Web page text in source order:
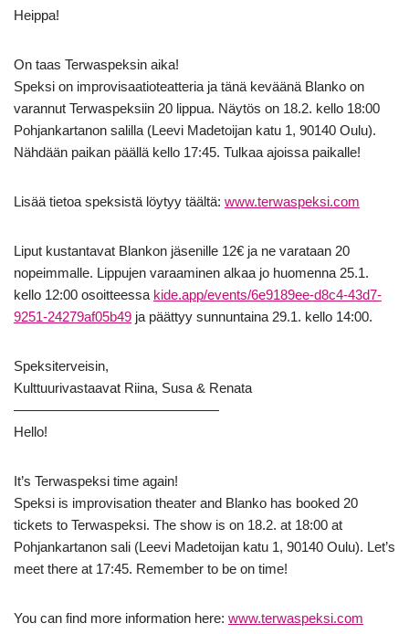
Heippa!
On taas Terwaspeksin aika!
Speksi on improvisaatioteatteria ja tänä keväänä Blanko on
varannut Terwaspeksiin 20 lippua. Näytös on 18.2. kello 18:00
Pohjankartanon salilla (Leevi Madetoijan katu 1, 90140 Oulu).
Nähdään paikan päällä kello 17:45. Tulkaa ajoissa paikalle!
Lisää tietoa speksistä löytyy täältä: www.terwaspeksi.com
Liput kustantavat Blankon jäsenille 12€ ja ne varataan 20
nopeimmalle. Lippujen varaaminen alkaa jo huomenna 25.1.
kello 12:00 osoitteessa kide.app/events/6e9189ee-d8c4-43d7-
9251-24279af05b49 ja päättyy sunnuntaina 29.1. kello 14:00.
Speksiterveisin,
Kulttuurivastaavat Riina, Susa & Renata
———————————————
Hello!
It’s Terwaspeksi time again!
Speksi is improvisation theater and Blanko has booked 20
tickets to Terwaspeksi. The show is on 18.2. at 18:00 at
Pohjankartanon sali (Leevi Madetoijan katu 1, 90140 Oulu). Let’s
meet there at 17:45. Remember to be on time!
You can find more information here: www.terwaspeksi.com